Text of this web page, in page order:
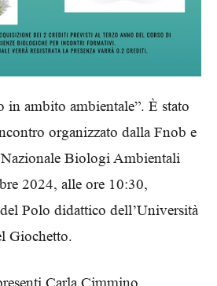
ambito ambientale”. È stato
organizzato dalla Fnob e
Biologi Ambientali
2024, alle ore 10:30,
Polo didattico dell’Università
Giochetto.